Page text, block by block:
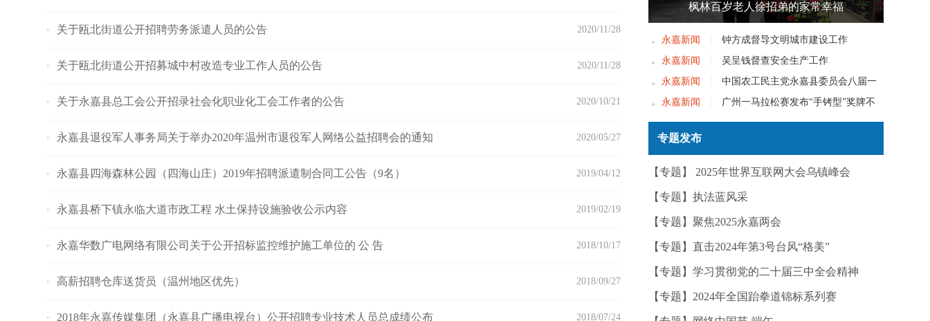
2020/11/28
· 关于瓯北街道公开招聘劳务派遣人员的公告
2020/11/28
· 关于瓯北街道公开招募城中村改造专业工作人员的公告
2020/10/21
· 关于永嘉县总工会公开招录社会化职业化工会工作者的公告
2020/05/27
· 永嘉县退役军人事务局关于举办2020年温州市退役军人网络公益招聘会的通知
2019/04/12
· 永嘉县四海森林公园（四海山庄）2019年招聘派遣制合同工公告（9名）
2019/02/19
· 永嘉县桥下镇永临大道市政工程 水土保持设施验收公示内容
2018/10/17
· 永嘉华数广电网络有限公司关于公开招标监控维护施工单位的 公 告
2018/09/27
· 高薪招聘仓库送货员（温州地区优先）
2018/07/24
· 2018年永嘉传媒集团（永嘉县广播电视台）公开招聘专业技术人员总成绩公布
枫林百岁老人徐招弟的家常幸福
永嘉新闻
钟方成督导文明城市建设工作
永嘉新闻
吴呈钱督查安全生产工作
永嘉新闻
中国农工民主党永嘉县委员会八届一
次党员大会召开
永嘉新闻
广州一马拉松赛发布“手铐型”奖牌不
实——今日辟谣（2025年12月25日）
专题发布
【专题】 2025年世界互联网大会乌镇峰会
【专题】执法蓝风采
【专题】聚焦2025永嘉两会
【专题】直击2024年第3号台风“格美”
【专题】学习贯彻党的二十届三中全会精神
【专题】2024年全国跆拳道锦标系列赛